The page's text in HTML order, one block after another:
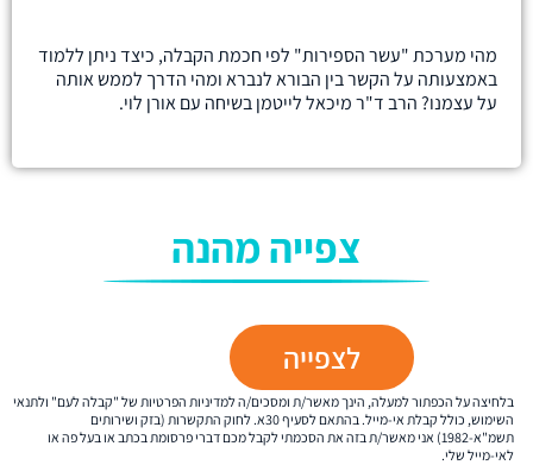
מהי מערכת "עשר הספירות" לפי חכמת הקבלה, כיצד ניתן ללמוד
באמצעותה על הקשר בין הבורא לנברא ומהי הדרך לממש אותה
על עצמנו? הרב ד"ר מיכאל לייטמן בשיחה עם אורן לוי.
צפייה מהנה
לצפייה
בלחיצה על הכפתור למעלה, הינך מאשר/ת ומסכים/ה למדיניות הפרטיות של "קבלה לעם" ולתנאי
השימוש, כולל קבלת אי-מייל. בהתאם לסעיף 30א. לחוק התקשרות (בזק ושירותים
תשמ"א-1982) אני מאשר/ת בזה את הסכמתי לקבל מכם דברי פרסומת בכתב או בעל פה או
לאי-מייל שלי.